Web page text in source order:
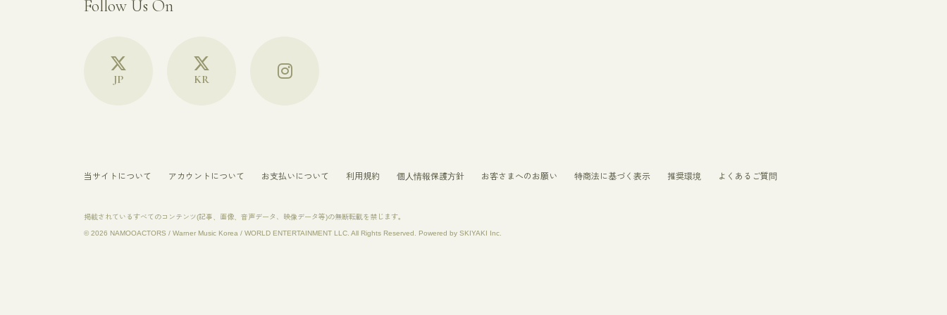
Follow Us On
JP KR
当サイトについて アカウントについて お支払いについて 利用規約 個人情報保護方針 お客さまへのお願い 特商法に基づく表示 推奨環境 よくあるご質問
掲載されているすべてのコンテンツ(記事、画像、音声データ、映像データ等)の無断転載を禁じます。
© 2026 NAMOOACTORS / Warner Music Korea / WORLD ENTERTAINMENT LLC. All Rights Reserved. Powered by SKIYAKI Inc.